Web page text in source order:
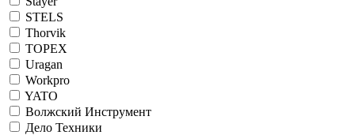
STELS
Thorvik
TOPEX
Uragan
Workpro
YATO
Волжский Инструмент
Дело Техники